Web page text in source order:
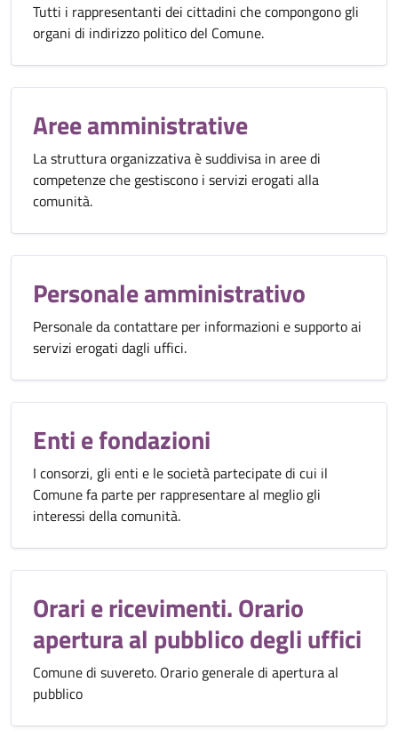
Tutti i rappresentanti dei cittadini che compongono gli
organi di indirizzo politico del Comune.
Aree amministrative
La struttura organizzativa è suddivisa in aree di
competenze che gestiscono i servizi erogati alla
comunità.
Personale amministrativo
Personale da contattare per informazioni e supporto ai
servizi erogati dagli uffici.
Enti e fondazioni
I consorzi, gli enti e le società partecipate di cui il
Comune fa parte per rappresentare al meglio gli
interessi della comunità.
Orari e ricevimenti. Orario
apertura al pubblico degli uffici
Comune di suvereto. Orario generale di apertura al
pubblico